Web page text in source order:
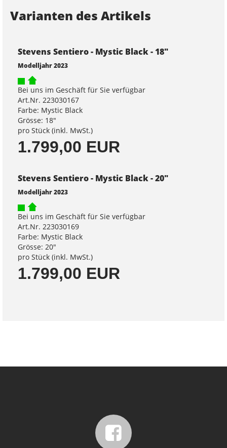
Varianten des Artikels
Stevens Sentiero - Mystic Black - 18"
Modelljahr 2023
Bei uns im Geschäft für Sie verfügbar
Art.Nr. 223030167
Farbe: Mystic Black
Grösse: 18"
pro Stück (inkl. MwSt.)
1.799,00 EUR
Stevens Sentiero - Mystic Black - 20"
Modelljahr 2023
Bei uns im Geschäft für Sie verfügbar
Art.Nr. 223030169
Farbe: Mystic Black
Grösse: 20"
pro Stück (inkl. MwSt.)
1.799,00 EUR